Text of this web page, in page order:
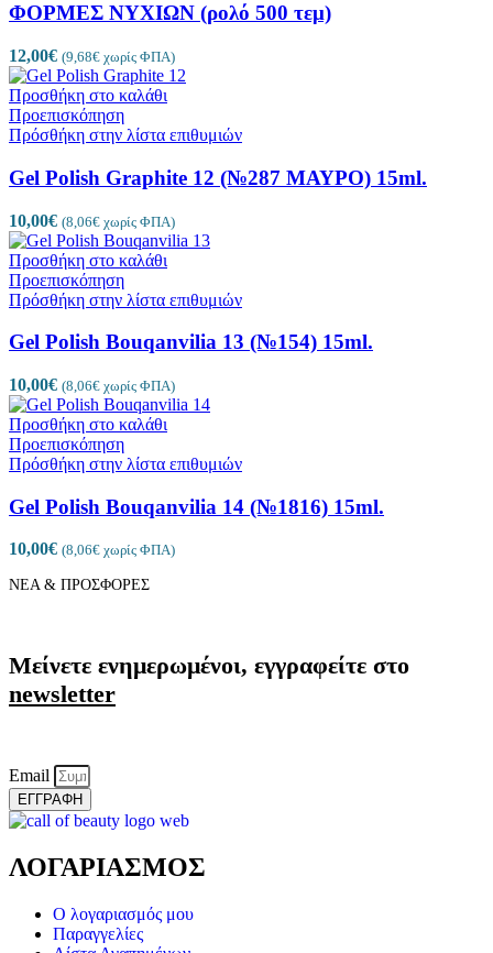
ΦΟΡΜΕΣ ΝΥΧΙΩΝ (ρολό 500 τεμ)
12,00€ (9,68€ χωρίς ΦΠΑ)
Προσθήκη στο καλάθι
Προεπισκόπηση
Πρόσθήκη στην λίστα επιθυμιών
Gel Polish Graphite 12 (№287 ΜΑΥΡΟ) 15ml.
10,00€ (8,06€ χωρίς ΦΠΑ)
Προσθήκη στο καλάθι
Προεπισκόπηση
Πρόσθήκη στην λίστα επιθυμιών
Gel Polish Bouqanvilia 13 (№154) 15ml.
10,00€ (8,06€ χωρίς ΦΠΑ)
Προσθήκη στο καλάθι
Προεπισκόπηση
Πρόσθήκη στην λίστα επιθυμιών
Gel Polish Bouqanvilia 14 (№1816) 15ml.
10,00€ (8,06€ χωρίς ΦΠΑ)
ΝΕΑ & ΠΡΟΣΦΟΡΕΣ
Μείνετε ενημερωμένοι, εγγραφείτε στο
newsletter
Email
ΕΓΓΡΑΦΗ
ΛΟΓΑΡΙΑΣΜΟΣ
Ο λογαριασμός μου
Παραγγελίες